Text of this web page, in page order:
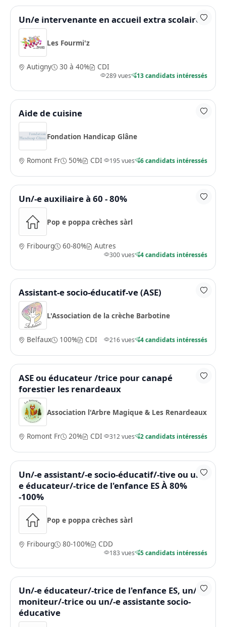
Un/e intervenante en accueil extra scolaire
Les Fourmi'z
Autigny 30 à 40% CDI
289 vues 13 candidats intéressés
Aide de cuisine
Fondation Handicap Glâne
Romont Fr 50% CDI 195 vues 6 candidats intéressés
Un/-e auxiliaire à 60 - 80%
Pop e poppa crèches sàrl
Fribourg 60-80% Autres
300 vues 4 candidats intéressés
Assistant-e socio-éducatif-ve (ASE)
L'Association de la crèche Barbotine
Belfaux 100% CDI 216 vues 4 candidats intéressés
ASE ou éducateur /trice pour canapé
forestier les renardeaux
Association l'Arbre Magique & Les Renardeaux
Romont Fr 20% CDI 312 vues 2 candidats intéressés
Un/-e assistant/-e socio-éducatif/-tive ou un/-
e éducateur/-trice de l'enfance ES À 80%
-100%
Pop e poppa crèches sàrl
Fribourg 80-100% CDD
183 vues 5 candidats intéressés
Un/-e éducateur/-trice de l'enfance ES, un/-e
moniteur/-trice ou un/-e assistante socio-
éducative